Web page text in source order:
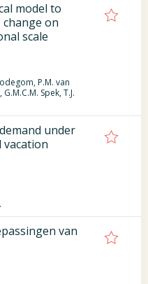
model to
on
scale
P.M. van
Spek, T.J.
under
vacation
van